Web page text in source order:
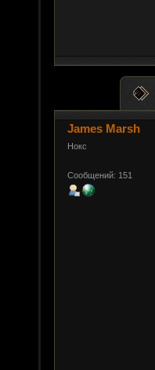
James Marsh
Нокс
Сообщений: 151